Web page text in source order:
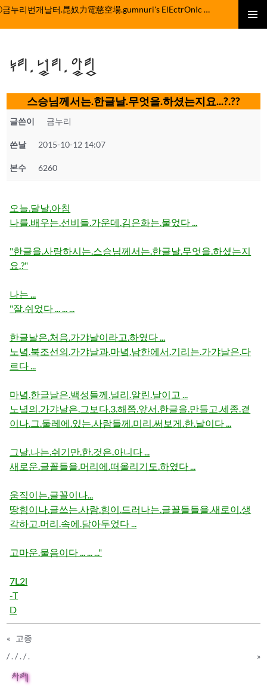
컨
뛰
기
ⓒ금누리번개날터.昆奴力電慈空場.gumnuri's ElEctrOnIc fActOrY
누리.널리.알림
스승님께서는.한글날.무엇을.하셨는지요...?.??
글쓴이 금누리
쓴날 2015-10-12 14:07
본수 6260
오늘.달날.아침
나를.배우는.선비들.가운데.김은화는.물었다 ...
"한글을.사랑하시는.스승님께서는.한글날.무엇을.하셨는지
요.?"
나는 ...
"잘.쉬었다 ... ... ...
한글날은.처음.가갸날이라고.하였다 ...
노녘.북조선의.가갸날과.마녘.남한에서.기리는.가갸날은.다
르다 ...
마녘.한글날은.백성들께.널리.알린.날이고 ...
노녘의.가갸날은.그보다.3.해쯤.앞서.한글을.만들고.세종.곁
이나.그.둘레에.있는.사람들께.미리.써보게.한.날이다 ...
그날.나는.쉬기만.한.것은.아니다 ...
새로운.글꼴들을.머리에.떠올리기도.하였다 ...
움직이는.글꼴이나...
땅힘이나.글쓰는.사람.힘이.드러나는.글꼴들들을.새로이.생
각하고.머리.속에.담아두었다 ...
고마운.물음이다 ... ... ..."
7L2l
-T
D
«
고종
/ . / . / .
»
차례